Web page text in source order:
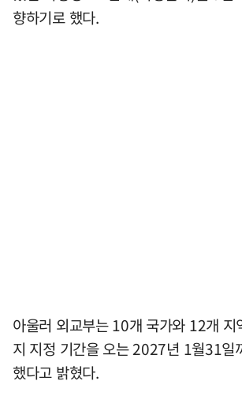
향하기로 했다.
아울러 외교부는 10개 국가와 12개 지
지 지정 기간을 오는 2027년 1월31일
했다고 밝혔다.